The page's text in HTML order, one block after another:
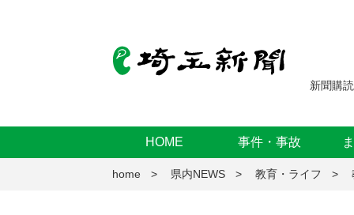
新聞購読
HOME 事件・事故
home 県内NEWS 教育・ライフ